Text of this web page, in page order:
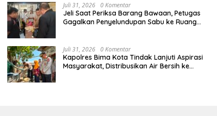
Juli 31, 2026 0 Komentar
Jeli Saat Periksa Barang Bawaan, Petugas
Gagalkan Penyelundupan Sabu ke Ruang
Juli 31, 2026 0 Komentar
Kapolres Bima Kota Tindak Lanjuti Aspirasi
Masyarakat, Distribusikan Air Bersih ke